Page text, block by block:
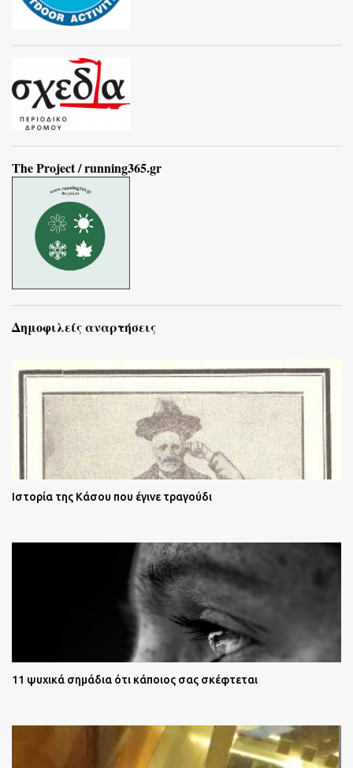
The Project / running365.gr
Δημοφιλείς αναρτήσεις
Ιστορία της Κάσου που έγινε τραγούδι
11 ψυχικά σημάδια ότι κάποιος σας σκέφτεται